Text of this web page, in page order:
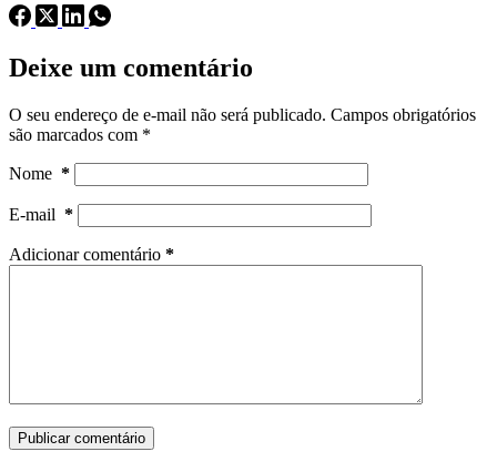
Deixe um comentário
O seu endereço de e-mail não será publicado. Campos obrigatórios
são marcados com *
Nome *
E-mail *
Adicionar comentário *
Publicar comentário